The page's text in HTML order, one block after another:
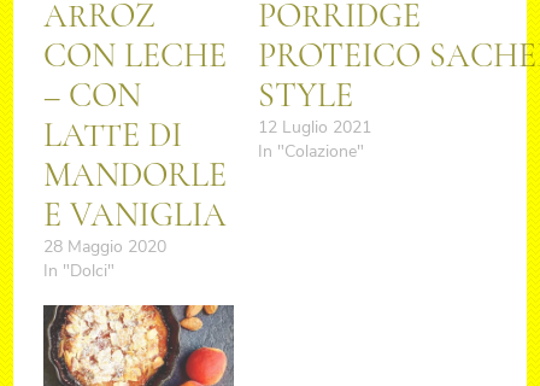
ARROZ
CON LECHE
– CON
LATTE DI
MANDORLE
E VANIGLIA
28 Maggio 2020
In "Dolci"
PORRIDGE
PROTEICO
STYLE
12 Luglio 2021
In "Colazione"